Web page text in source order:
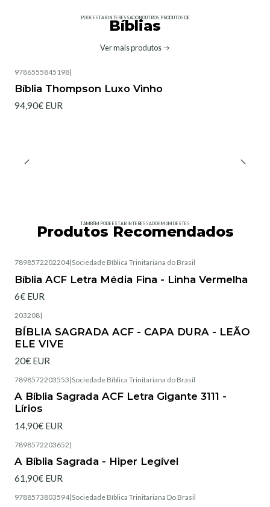
PODE ESTAR INTERESSADO NOUTROS PRODUTOS DE
Bíblias
Ver mais produtos
9786555845198|
Bíblia Thompson Luxo Vinho
94,90€ EUR
TAMBÉM PODE ESTAR INTERESSADO EM UM DESTES
Produtos Recomendados
7898572202204|Sociedade Bíblica Trinitariana do Brasil
Bíblia ACF Letra Média Fina - Linha Vermelha
6€ EUR
203208|
BÍBLIA SAGRADA ACF - CAPA DURA - LEÃO
ELE VIVE
20€ EUR
7898572203553 |Sociedade Bíblica Trinitariana do Brasil
A Bíblia Sagrada ACF Letra Gigante 3111 -
Lírios
14,90€ EUR
7898572203652 |
A Bíblia Sagrada - Hiper Legível
61,90€ EUR
9788573803594|Sociedade Bíblica Trinitariana Do Brasil